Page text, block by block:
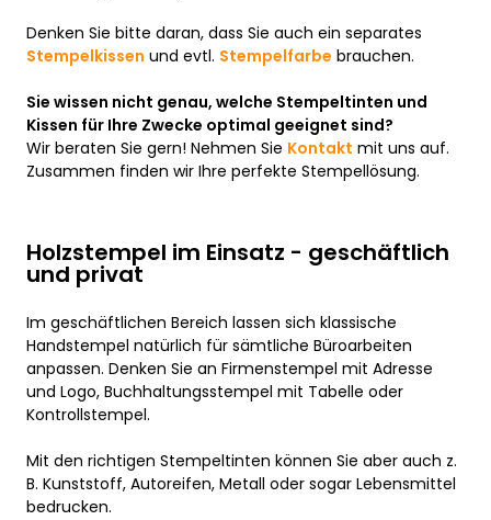
Denken Sie bitte daran, dass Sie auch ein separates
Stempelkissen und evtl. Stempelfarbe brauchen.
Sie wissen nicht genau, welche Stempeltinten und
Kissen für Ihre Zwecke optimal geeignet sind?
Wir beraten Sie gern! Nehmen Sie Kontakt mit uns auf.
Zusammen finden wir Ihre perfekte Stempellösung.
Holzstempel im Einsatz - geschäftlich
und privat
Im geschäftlichen Bereich lassen sich klassische
Handstempel natürlich für sämtliche Büroarbeiten
anpassen. Denken Sie an Firmenstempel mit Adresse
und Logo, Buchhaltungsstempel mit Tabelle oder
Kontrollstempel.
Mit den richtigen Stempeltinten können Sie aber auch z.
B. Kunststoff, Autoreifen, Metall oder sogar Lebensmittel
bedrucken.